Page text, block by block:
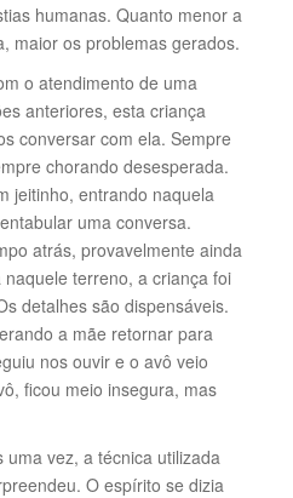
humanas. Quanto menor a
maior os problemas gerados.
o atendimento de uma
anteriores, esta criança
conversar com ela. Sempre
chorando desesperada.
jeitinho, entrando naquela
uma conversa.
atrás, provavelmente ainda
terreno, a criança foi
detalhes são dispensáveis.
a mãe retornar para
nos ouvir e o avô veio
ficou meio insegura, mas
vez, a técnica utilizada
O espírito se dizia